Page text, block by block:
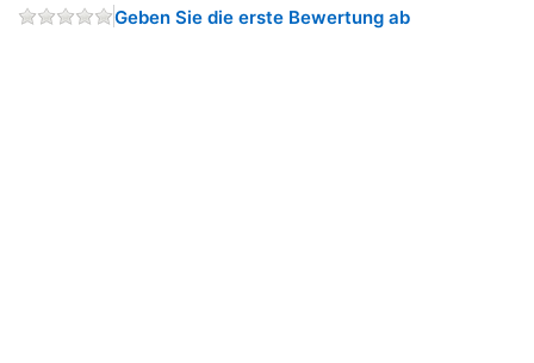
Geben Sie die erste Bewertung ab